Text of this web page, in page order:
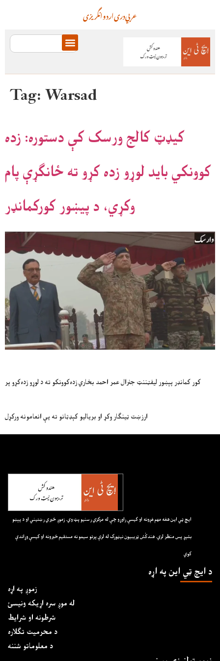
انگریزیاردودریعربي
Tag:Warsad
کیډټ کالج ورسک کې دستوره: زده
کوونکي باید لوړو زده کړو ته ځانګړې پام
وکړي، د پیښور کورکمانډر
کور کمانډر پېښور لیفټننټ جنرال عمر احمد بخاري زده‌کوونکو ته د لوړو زده‌کړو پر
ارزښت ټینګار وکړ او بریالیو کېډټانو ته یې انعامونه ورکړل
ايچ ټي اين هغه مهم غږونه او کيسې راوړو چې له مرکزي رسنيو پټ وي. زموږ خبري رښتيني او د پېښو
بشپړ پس منظر لري. هندکُش ټريبيون نيټورک له لرې پرتو سيمو نه مستقيم خبرونه او کيسې وړاندې
کوي
د ايچ ټي اين په اړه
زموږ په اړه
له موږ سره اړیکه ونیسئ
شرطونه او شرایط
د محرمیت تګلاره
د معلوماتو شننه